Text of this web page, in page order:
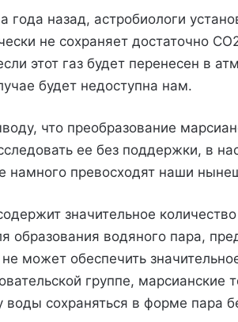
назад, астробиологи
не сохраняет достаточно
этот газ будет перенесен в
будет недоступна нам.
что преобразование
ее без поддержки, в
намного превосходят наши
значительное
образования водяного пара,
может обеспечить
группе, марсианские
сохраняться в форме пара